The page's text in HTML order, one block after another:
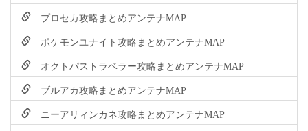
プロセカ攻略まとめアンテナMAP
ポケモンユナイト攻略まとめアンテナMAP
オクトパストラベラー攻略まとめアンテナMAP
ブルアカ攻略まとめアンテナMAP
ニーアリィンカネ攻略まとめアンテナMAP